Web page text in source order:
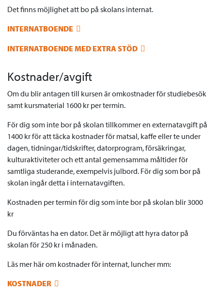
Det finns möjlighet att bo på skolans internat.
INTERNATBOENDE
INTERNATBOENDE MED EXTRA STÖD
Kostnader/avgift
Om du blir antagen till kursen är omkostnader för studiebesök
samt kursmaterial 1600 kr per termin.
För dig som inte bor på skolan tillkommer en externatavgift på
1400 kr för att täcka kostnader för matsal, kaffe eller te under
dagen, tidningar/tidskrifter, datorprogram, försäkringar,
kulturaktiviteter och ett antal gemensamma måltider för
samtliga studerande, exempelvis julbord. För dig som bor på
skolan ingår detta i internatavgiften.
Kostnaden per termin för dig som inte bor på skolan blir 3000
kr
Du förväntas ha en dator. Det är möjligt att hyra dator på
skolan för 250 kr i månaden.
Läs mer här om kostnader för internat, luncher mm:
KOSTNADER